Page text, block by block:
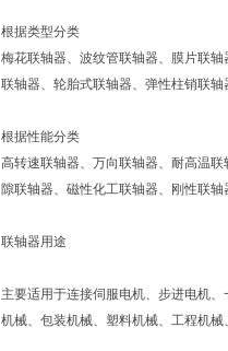
根据类型分类
梅花联轴器、波纹管联轴器、膜片联
联轴器、轮胎式联轴器、弹性柱销联
根据性能分类
高转速联轴器、万向联轴器、耐高温
隙联轴器、磁性化工联轴器、刚性联
联轴器用途
主要适用于连接伺服电机、步进电机
机械、包装机械、塑料机械、工程机